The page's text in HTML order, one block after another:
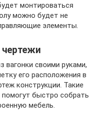
монтироваться
можно будет не
элементы.
чертежи
своими руками,
его расположения в
конструкции. Такие
быстро собрать
мебель.